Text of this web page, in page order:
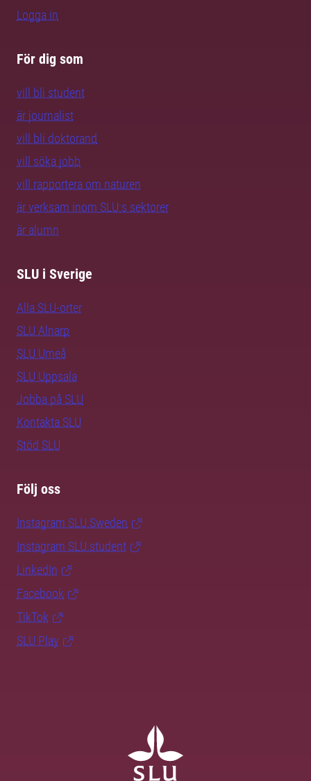
Logga in
För dig som
vill bli student
är journalist
vill bli doktorand
vill söka jobb
vill rapportera om naturen
är verksam inom SLU:s sektorer
är alumn
SLU i Sverige
Alla SLU-orter
SLU Alnarp
SLU Umeå
SLU Uppsala
Jobba på SLU
Kontakta SLU
Stöd SLU
Följ oss
Instagram SLU.Sweden
Instagram SLU.student
LinkedIn
Facebook
TikTok
SLU Play